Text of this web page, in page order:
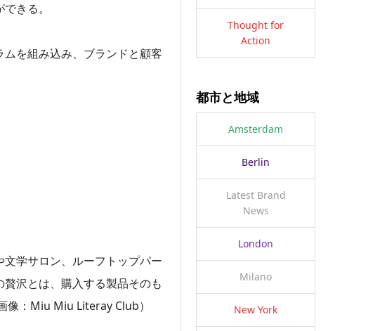
きる。
を組み込み、ブランドと顧客
学サロン、ルーフトップパー
沢とは、購入する製品そのも
像：Miu Miu Literay Club）
Thought for
Action
都市と地域
Amsterdam
Berlin
Latest Brand
News
London
Milano
New York